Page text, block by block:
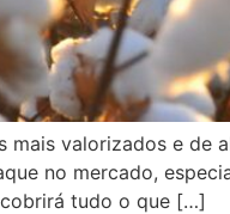
mais valorizados e de
no mercado,
tudo o que […]